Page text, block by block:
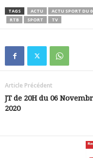
TAGS ACTU ACTU SPORT DU
RTB
SPORT TV
Article Précédent
JT de 20H du 06
2020